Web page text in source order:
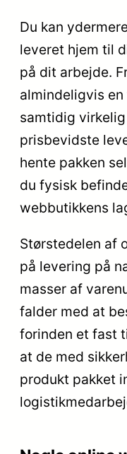
Du kan
leveret hjem til
på dit arbejde.
almindeligvis
samtidig
prisbevidste
hente pakken
du fysisk
webbutikkens
Størstedelen af
på levering på
masser af
falder med at
forinden et fast
at de med
produkt pakket